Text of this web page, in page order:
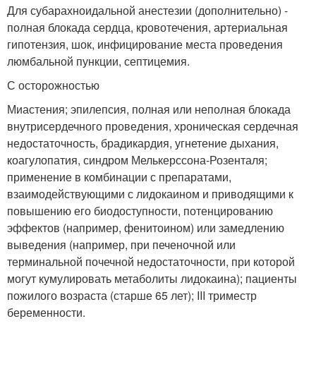
Для субарахноидальной анестезии (дополнительно) -
полная блокада сердца, кровотечения, артериальная
гипотензия, шок, инфицирование места проведения
люмбальной пункции, септицемия.
С осторожностью
Миастения; эпилепсия, полная или неполная блокада
внутрисердечного проведения, хроническая сердечная
недостаточность, брадикардия, угнетение дыхания,
коагулопатия, синдром Мелькерссона-Розенталя;
применение в комбинации с препаратами,
взаимодействующими с лидокаином и приводящими к
повышению его биодоступности, потенцированию
эффектов (например, фенитоином) или замедлению
выведения (например, при печеночной или
терминальной почечной недостаточности, при которой
могут кумулировать метаболиты лидокаина); пациенты
пожилого возраста (старше 65 лет); III триместр
беременности.